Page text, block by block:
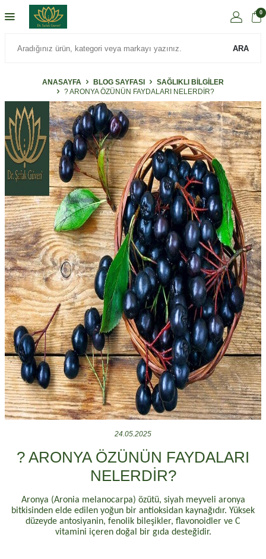
ARA
0
ANASAYFA BLOG SAYFASI
SAĞLIKLI BILGILER
? ARONYA ÖZÜNÜN FAYDALARI NELERDİR?
24.05.2025
? ARONYA ÖZÜNÜN FAYDALARI
NELERDİR?
Aronya (Aronia melanocarpa) özütü, siyah meyveli aronya
bitkisinden elde edilen yoğun bir antioksidan kaynağıdır. Yüksek
düzeyde antosiyanin, fenolik bileşikler, flavonoidler ve C
vitamini içeren doğal bir gıda desteğidir.